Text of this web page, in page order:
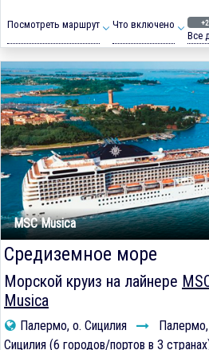
Посмотреть маршрут Что включено
Все
MSC Musica
Средиземное море
Морской круиз на лайнере
Musica
Палермо, о. Сицилия
Сицилия (6 городов/портов в 3